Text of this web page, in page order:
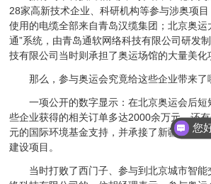
28家高新技术企业、科研机构等参与涉奥项目
使用的电缆全部来自青岛汉缆集团；北京奥运
通”系统，由青岛通软网络科技有限公司研发
技有限公司当时则承担了奥运场馆的大量美化
那么，参与奥运会究竟给这些企业带来了
一项公开的数字显示：在北京奥运会后短
些企业获得的相关订单多达2000余万元，还
元的国际环境基金支持，并承接了新疆生产建
建设项目。
当时打败了西门子、参与到北京城市智能